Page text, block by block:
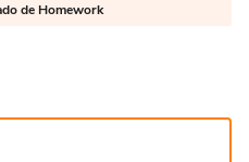
de Homework